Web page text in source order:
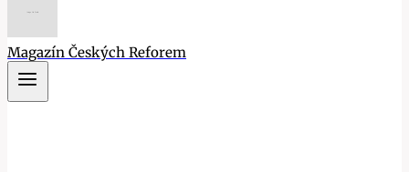
Magazín Českých Reforem